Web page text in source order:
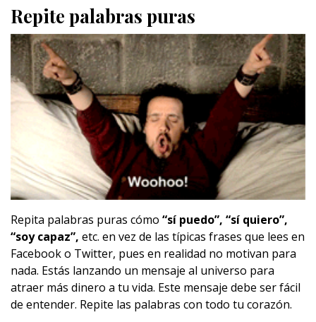
Repite palabras puras
Repita palabras puras cómo “sí puedo”, “sí quiero”,
“soy capaz”, etc. en vez de las típicas frases que lees en
Facebook o Twitter, pues en realidad no motivan para
nada. Estás lanzando un mensaje al universo para
atraer más dinero a tu vida. Este mensaje debe ser fácil
de entender. Repite las palabras con todo tu corazón.